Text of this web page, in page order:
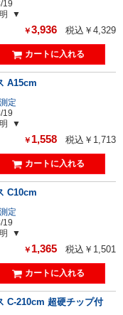
19
￥3,936 税込￥4,329
A15cm
定
19
￥ 1,558 税込￥1,713
C10cm
定
19
￥ 1,365 税込￥1,501
C-210cm 超硬チップ付